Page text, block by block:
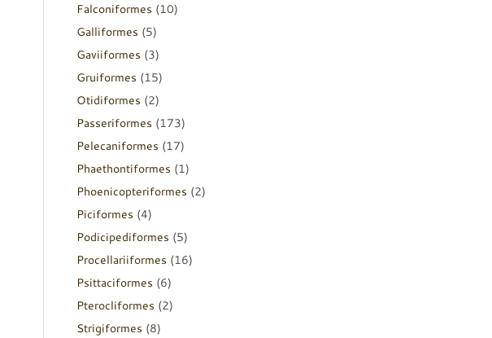
Falconiformes (10)
Galliformes (5)
Gaviiformes (3)
Gruiformes (15)
Otidiformes (2)
Passeriformes (173)
Pelecaniformes (17)
Phaethontiformes (1)
Phoenicopteriformes (2)
Piciformes (4)
Podicipediformes (5)
Procellariiformes (16)
Psittaciformes (6)
Pterocliformes (2)
Strigiformes (8)